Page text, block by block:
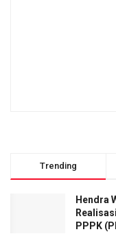
Trending
Hendra
PPPK